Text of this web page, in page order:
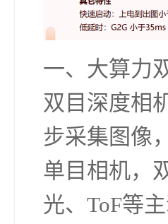
一、大算力
双目深度相
步采集图像
单目相机，
光、ToF等